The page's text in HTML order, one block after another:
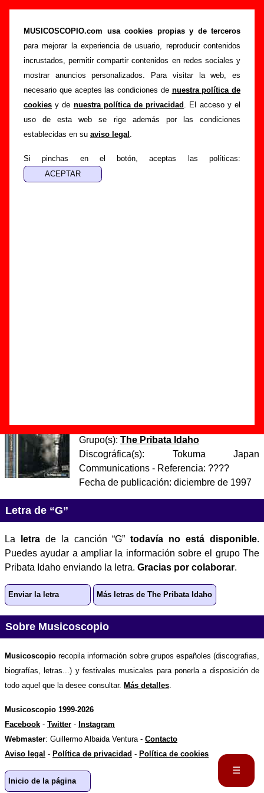
MUSICOSCOPIO.com usa cookies propias y de terceros
para mejorar la experiencia de usuario, reproducir contenidos
incrustados, permitir compartir contenidos en redes sociales y
mostrar anuncios personalizados. Para visitar la web, es
necesario que aceptes las condiciones de nuestra política de
cookies y de nuestra política de privacidad . El acceso y el
uso de esta web se rige además por las condiciones
establecidas en su aviso legal .
Si pinchas en el botón, aceptas las políticas:
“G”, canción de The Pribata Idaho (Letra e
información)
☰
Portada >The Pribata Idaho > Canciones >G
Esta página pretende recopilar todo tipo de información
sobre lacanción "G" interpretada porThe Pribata Idaho
Además de su letra, también aparecerá información sobre el
autor o los autores, sobre los discos en los que está incluido
este tema, sobre la grabación del mismo, sobre versiones a
información adicional, puedes ayudar acompletar esta
información.
“Hope (Edición japonesa)” (CD)
Grupo(s): The Pribata Idaho
Discográfica(s): Tokuma Japan
Communications - Referencia: ????
Fecha de publicación: diciembre de 1997
Letra de “G”
La letrade la canción “G”todavía no está disponible.
Puedes ayudar a ampliar la información sobre el grupo The
Pribata Idaho enviando la letra. Gracias por colaborar.
Enviar la letra Más letras de The Pribata Idaho
Sobre Musicoscopio
Musicoscopio recopila información sobre grupos españoles (discografias,
biografías, letras...) y festivales musicales para ponerla a disposición de
todo aquel que la desee consultar. Más detalles
Musicoscopio 1999-2026
Facebook - Twitter - Instagram
Webmaster: Guillermo Albaida Ventura - Contacto
Aviso legal - Política de privacidad - Política de cookies
Inicio de la página